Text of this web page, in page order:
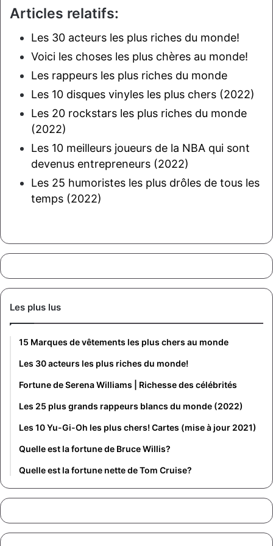
Articles relatifs:
Les 30 acteurs les plus riches du monde!
Voici les choses les plus chères au monde!
Les rappeurs les plus riches du monde
Les 10 disques vinyles les plus chers (2022)
Les 20 rockstars les plus riches du monde
(2022)
Les 10 meilleurs joueurs de la NBA qui sont
devenus entrepreneurs (2022)
Les 25 humoristes les plus drôles de tous les
temps (2022)
Les plus lus
15 Marques de vêtements les plus chers au monde
Les 30 acteurs les plus riches du monde!
Fortune de Serena Williams | Richesse des célébrités
Les 25 plus grands rappeurs blancs du monde (2022)
Les 10 Yu-Gi-Oh les plus chers! Cartes (mise à jour 2021)
Quelle est la fortune de Bruce Willis?
Quelle est la fortune nette de Tom Cruise?